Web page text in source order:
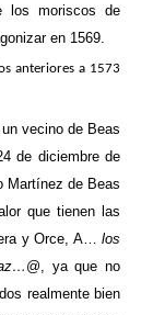
los moriscos de
en 1569.
anteriores a 1573
vecino de Beas
de diciembre de
Martínez de Beas
que tienen las
y Orce, A… los
@, ya que no
realmente bien